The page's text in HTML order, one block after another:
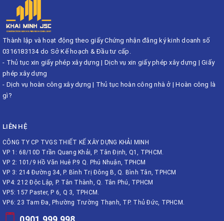
Thành lập và hoạt động theo giấy Chứng nhận đăng ký kinh doanh số
0316183134 do Sở Kế hoạch & Đầu tư cấp.
- Thủ tục xin giấy phép xây dựng | Dịch vụ xin giấy phép xây dựng | Giấy
phép xây dựng
- Dịch vụ hoàn công xây dựng | Thủ tục hoàn công nhà ở |Hoàn công là
gì?
LIÊN HỆ
CÔNG TY CP TVGS THIẾT KẾ XÂY DỰNG KHẢI MINH
VP 1: 68/10D Trần Quang Khải, P. Tân Định, Q1, TPHCM.
VP 2: 101/9 Hồ Văn Huê P.9 Q. Phú Nhuận, TPHCM
VP 3: 214 Đường 34, P. Bình Trị Đông B, Q. Bình Tân, TPHCM
VP4: 212 Độc Lập, P. Tân Thành, Q. Tân Phú, TPHCM
VP5: 157 Paster, P 6, Q 3, TPHCM.
VP6: 23 Tam Đa, Phường Trường Thạnh, TP. Thủ Đức, TPHCM.